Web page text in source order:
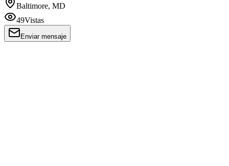
Baltimore, MD
49Vistas
Enviar mensaje